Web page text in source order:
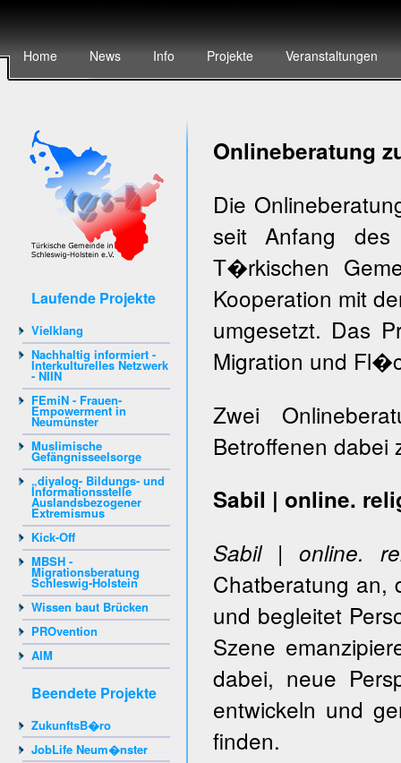
Home News Info Projekte Veranstaltungen
Laufende Projekte
Vielklang
Nachhaltig informiert -
Interkulturelles Netzwerk
- NIIN
FEmiN - Frauen-
Empowerment in
Neumünster
Muslimische
Gefängnisseelsorge
„diyalog- Bildungs- und
Informationsstelle
Auslandsbezogener
Extremismus
Kick-Off
MBSH -
Migrationsberatung
Schleswig-Holstein
Wissen baut Brücken
PROvention
AIM
Beendete Projekte
ZukunftsB�ro
JobLife Neum�nster
Onlineberatung
Die
seit Anfang
T�rkischen
Kooperation mit
umgesetzt. Das
Migration und
Zwei
Betroffenen
Sabil | online.
Sabil | online.
Chatberatung an,
und begleitet
Szene
dabei, neue
entwickeln und
finden.